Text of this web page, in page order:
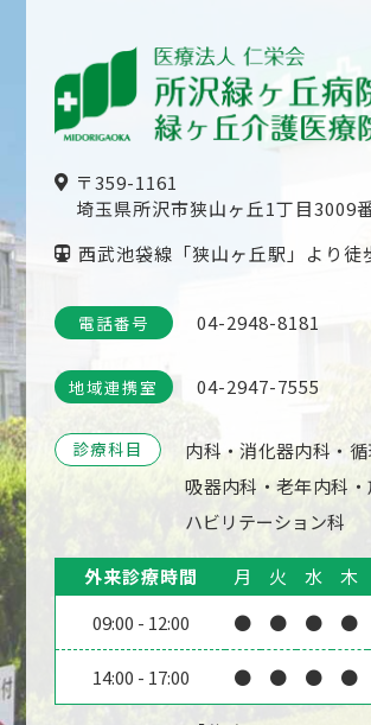
〒359-1161
埼玉県所沢市狭山ヶ丘1丁目3009
西武池袋線「狭山ヶ丘駅」より徒
電話番号 04-2948-8181
地域連携室 04-2947-7555
診療科目
内科・消化器内科・
吸器内科・老年内科
ハビリテーション科
外来診療時間 月 火 水 木
09:00 - 12:00 ● ● ● ●
14:00 - 17:00 ● ● ● ●